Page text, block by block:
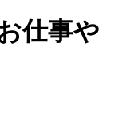
仕事や